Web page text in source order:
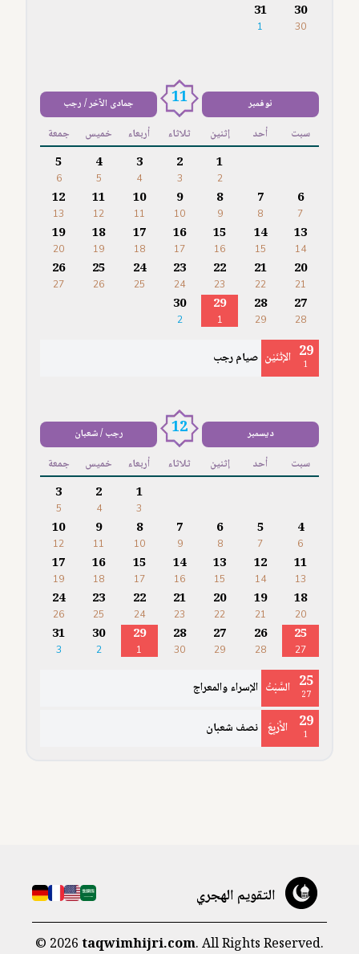
30
30
31
1
نوفمبر 11 جمادى الآخر / رجب
سبت أحد إثنين ثلاثاء أربعاء خميس جمعة
1
2
2
3
3
4
4
5
5
6
6
7
7
8
8
9
9
10
10
11
11
12
12
13
13
14
14
15
15
16
16
17
17
18
18
19
19
20
20
21
21
22
22
23
23
24
24
25
25
26
26
27
27
28
28
29
29
1
30
2
29
1 الإثْنَيْن صيام رجب
ديسمبر 12 رجب / شعبان
سبت أحد إثنين ثلاثاء أربعاء خميس جمعة
1
3
2
4
3
5
4
6
5
7
6
8
7
9
8
10
9
11
10
12
11
13
12
14
13
15
14
16
15
17
16
18
17
19
18
20
19
21
20
22
21
23
22
24
23
25
24
26
25
27
26
28
27
29
28
30
29
1
30
2
31
3
25
27 السَّبْتُ الإسراء والمعراج
29
1 الأَرْبِعَ نصف شعبان
التقويم الهجري
© 2026taqwimhijri.com. All Rights Reserved.